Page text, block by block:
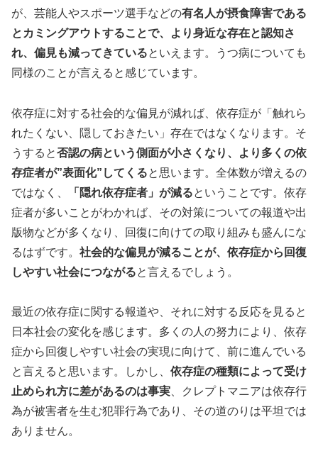
が、芸能人やスポーツ選手などの有名人が摂食障害である
とカミングアウトすることで、より身近な存在と認知さ
れ、偏見も減ってきているといえます。うつ病についても
同様のことが言えると感じています。
依存症に対する社会的な偏見が減れば、依存症が「触れら
れたくない、隠しておきたい」存在ではなくなります。そ
うすると否認の病という側面が小さくなり、より多くの依
存症者が”表面化”してくると思います。全体数が増えるの
ではなく、
「隠れ依存症者」が減るということです。依存
症者が多いことがわかれば、その対策についての報道や出
版物などが多くなり、回復に向けての取り組みも盛んにな
るはずです。 社会的な偏見が減ることが、依存症から回復
しやすい社会につながると言えるでしょう。
最近の依存症に関する報道や、それに対する反応を見ると
日本社会の変化を感じます。多くの人の努力により、依存
症から回復しやすい社会の実現に向けて、前に進んでいる
と言えると思います。しかし、 依存症の種類によって受け
止められ方に差があるのは事実、クレプトマニアは依存行
為が被害者を生む犯罪行為であり、その道のりは平坦では
ありません。